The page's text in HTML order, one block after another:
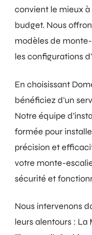
convient le mieux
budget. Nous
modèles de
les configurations
En choisissant
bénéficiez d'un
Notre équipe
formée pour
précision et
votre monte-
sécurité et
Nous intervenons
leurs alentours : La